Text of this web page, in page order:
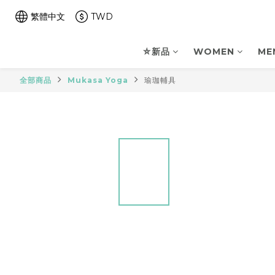
繁體中文 TWD
⛤新品 WOMEN
全部商品 Mukasa Yoga 瑜珈輔具